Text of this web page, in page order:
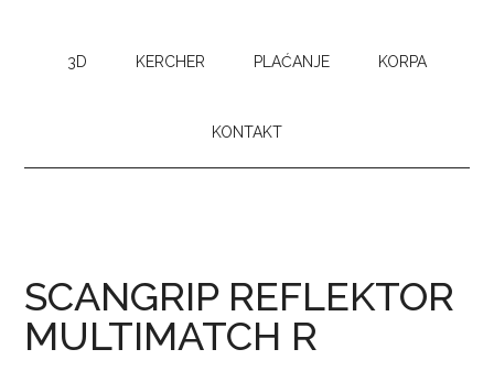
3D KERCHER PLAĆANJE KORPA
KONTAKT
SCANGRIP REFLEKTOR
MULTIMATCH R